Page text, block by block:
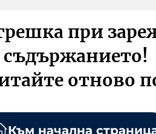
при
съдържанието!
отново
Към начална